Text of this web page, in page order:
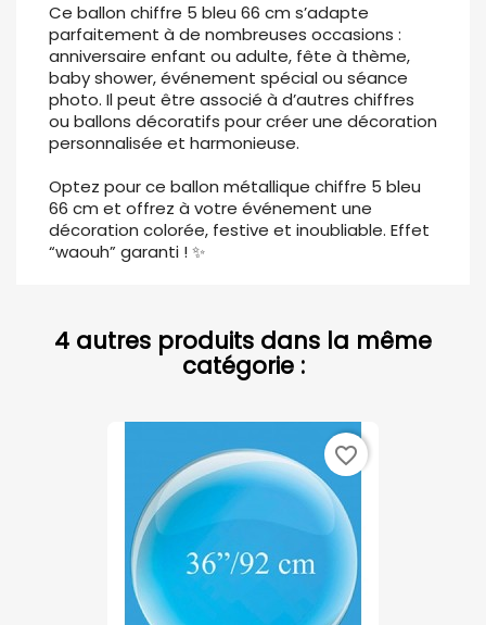
Ce ballon chiffre 5 bleu 66 cm s’adapte
parfaitement à de nombreuses occasions :
anniversaire enfant ou adulte, fête à thème,
baby shower, événement spécial ou séance
photo. Il peut être associé à d’autres chiffres
ou ballons décoratifs pour créer une décoration
personnalisée et harmonieuse.
Optez pour ce ballon métallique chiffre 5 bleu
66 cm et offrez à votre événement une
décoration colorée, festive et inoubliable. Effet
“waouh” garanti ! ✨
4 autres produits dans la même
catégorie :
favorite_border